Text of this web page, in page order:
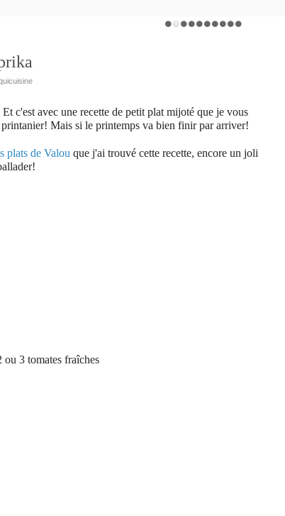
Et c'est avec une recette de petit plat mijoté que je vous
Mais si le printemps va bien finir par arriver!
plats de Valou que j'ai trouvé cette recette, encore un joli
ou 3 tomates fraîches